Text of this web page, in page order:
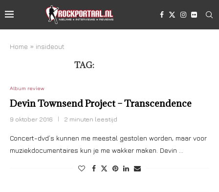
Home » insideout
TAG:
Album review
Devin Townsend Project – Transcendence
9 oktober 2016 2 minuten leestijd
Concert-dvd’s kunnen me meestal gestolen worden, maar voor
muziekdocumentaires kun je me wakker maken. Devin …